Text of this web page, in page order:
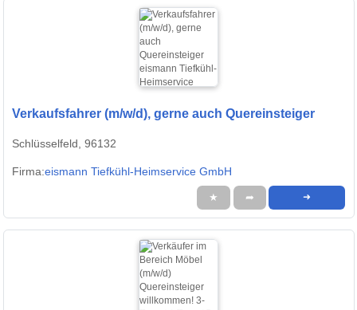
Verkaufsfahrer (m/w/d), gerne auch Quereinsteiger
Schlüsselfeld, 96132
Firma:eismann Tiefkühl-Heimservice GmbH
★ ➦ ➜